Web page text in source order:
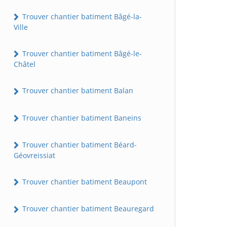
Trouver chantier batiment Bâgé-la-
Ville
Trouver chantier batiment Bâgé-le-
Châtel
Trouver chantier batiment Balan
Trouver chantier batiment Baneins
Trouver chantier batiment Béard-
Géovreissiat
Trouver chantier batiment Beaupont
Trouver chantier batiment Beauregard